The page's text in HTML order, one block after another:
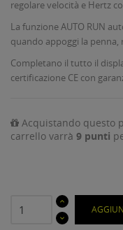
regolare velocità e Hertz
La funzione AUTO RUN
quando appoggi la
Completano il tutto il
certificazione CE con
Acquistando questo
carrello varrà 9 punti